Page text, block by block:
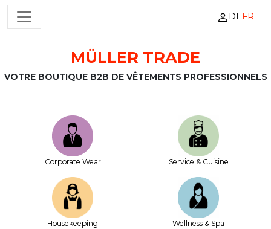
Passer au contenu
NAVIGATION PRINCIPALE DEFR
MÜLLER TRADE
VOTRE BOUTIQUE B2B DE VÊTEMENTS PROFESSIONNELS
Corporate Wear Service & Cuisine
House­keeping Wellness & Spa